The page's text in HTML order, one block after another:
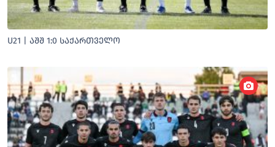
U21 | ᲐᲨᲨ 1:0 ᲡᲐᲥᲐᲠᲗᲕᲔᲚᲝ